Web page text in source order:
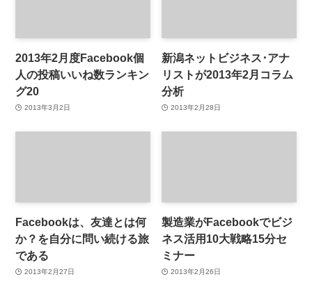
2013年2月度Facebook個
人の投稿いいね数ランキン
グ20
2013年3月2日
新潟ネットビジネス･アナ
リストが2013年2月コラム
分析
2013年2月28日
Facebookは、友達とは何
か？を自分に問い続ける旅
である
2013年2月27日
製造業がFacebookでビジ
ネス活用10大戦略15分セ
ミナー
2013年2月26日